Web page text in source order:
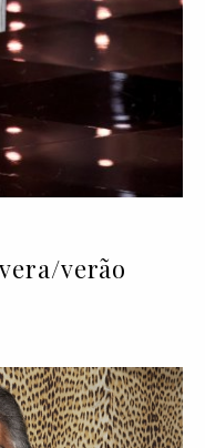
verão